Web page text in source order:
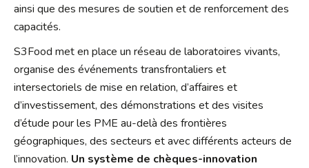
ainsi que des mesures de soutien et de renforcement des
capacités.
S3Food met en place un réseau de laboratoires vivants,
organise des événements transfrontaliers et
intersectoriels de mise en relation, d’affaires et
d’investissement, des démonstrations et des visites
d’étude pour les PME au-delà des frontières
géographiques, des secteurs et avec différents acteurs de
l’innovation. Un système de chèques-innovation